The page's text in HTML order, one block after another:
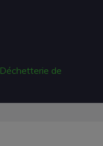
Déchetterie de